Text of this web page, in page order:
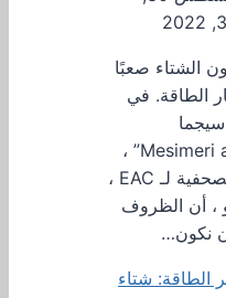
الشتاء صعبًا
الطاقة. في
سيجما
“Mesimeri and Something” ،
صرحت الممثلة الصحفية لـ EAC ،
، أن الظروف
نكون…
الطاقة: شتاء